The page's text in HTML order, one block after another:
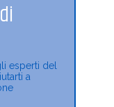
esperti del
a